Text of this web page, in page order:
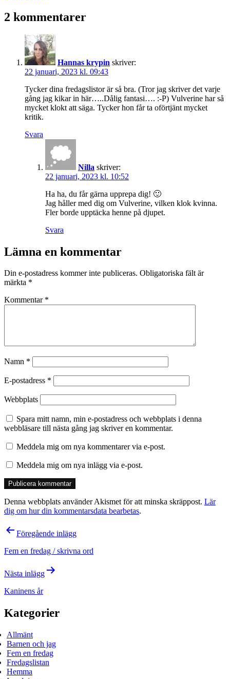
2 kommentarer
Hannas krypin skriver:
22 januari, 2023 kl. 09:43
Tycker dina fredagslistor är så bra. (Tror jag skriver det varje
gång jag kikar in här…..Dålig fantasi…. :-P) Vulverine har så
mycket klokt att säga. Tycker hon får ta oförtjänt mycket
kritik.
Svara
Nilla skriver:
22 januari, 2023 kl. 10:52
Ha ha, du får gärna upprepa dig! 🙂
Jag håller med dig om Vulverine, vilken klok kvinna.
Fler borde upptäcka henne på djupet.
Svara
Lämna en kommentar
Din e-postadress kommer inte publiceras. Obligatoriska fält är
märkta *
Kommentar *
Namn *
E-postadress *
Webbplats
Spara mitt namn, min e-postadress och webbplats i denna
webbläsare till nästa gång jag skriver en kommentar.
Meddela mig om nya kommentarer via e-post.
Meddela mig om nya inlägg via e-post.
Denna webbplats använder Akismet för att minska skräppost. Lär
dig om hur din kommentarsdata bearbetas.
Inläggsnavigering
Föregående inlägg
Fem en fredag / skrivna ord
Nästa inlägg
Kaninens år
Kategorier
Allmänt
Barnen och jag
Fem en fredag
Fredagslistan
Hemma